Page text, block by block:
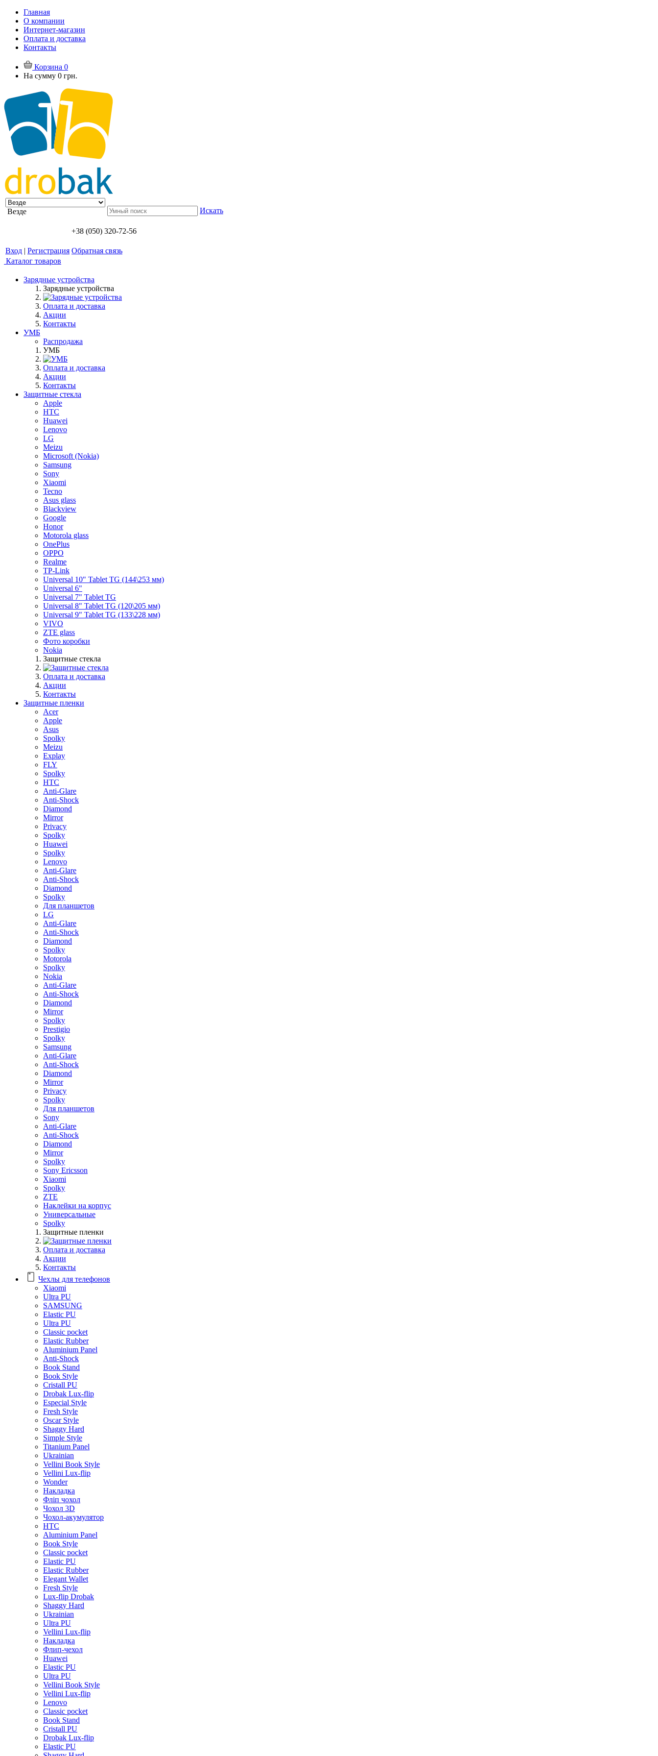
Главная
О компании
Интернет-магазин
Оплата и доставка
Контакты
Корзина 0
На сумму 0 грн.
Везде Искать
+38 (050) 320-72-56
Вход | Регистрация Обратная связь
Каталог товаров
Зарядные устройства
Зарядные устройства
Оплата и доставка
Акции
Контакты
УМБ
Распродажа
УМБ
Оплата и доставка
Акции
Контакты
Защитные стекла
Apple
HTC
Huawei
Lenovo
LG
Meizu
Microsoft (Nokia)
Samsung
Sony
Xiaomi
Tecno
Asus glass
Blackview
Google
Honor
Motorola glass
OnePlus
OPPO
Realme
TP-Link
Universal 10" Tablet TG (144\253 мм)
Universal 6"
Universal 7" Tablet TG
Universal 8" Tablet TG (120\205 мм)
Universal 9" Tablet TG (133\228 мм)
VIVO
ZTE glass
Фото коробки
Nokia
Защитные стекла
Оплата и доставка
Акции
Контакты
Защитные пленки
Acer
Apple
Asus
Spolky
Meizu
Explay
FLY
Spolky
HTC
Anti-Glare
Anti-Shock
Diamond
Mirror
Privacy
Spolky
Huawei
Spolky
Lenovo
Anti-Glare
Anti-Shock
Diamond
Spolky
Для планшетов
LG
Anti-Glare
Anti-Shock
Diamond
Spolky
Motorola
Spolky
Nokia
Anti-Glare
Anti-Shock
Diamond
Mirror
Spolky
Prestigio
Spolky
Samsung
Anti-Glare
Anti-Shock
Diamond
Mirror
Privacy
Spolky
Для планшетов
Sony
Anti-Glare
Anti-Shock
Diamond
Mirror
Spolky
Sony Ericsson
Xiaomi
Spolky
ZTE
Наклейки на корпус
Универсальные
Spolky
Защитные пленки
Оплата и доставка
Акции
Контакты
Чехлы для телефонов
Xiaomi
Ultra PU
SAMSUNG
Elastic PU
Ultra PU
Classic pocket
Elastic Rubber
Aluminium Panel
Anti-Shock
Book Stand
Book Style
Cristall PU
Drobak Lux-flip
Especial Style
Fresh Style
Oscar Style
Shaggy Hard
Simple Style
Titanium Panel
Ukrainian
Vellini Book Style
Vellini Lux-flip
Wonder
Накладка
Фліп чохол
Чохол 3D
Чохол-акумулятор
HTC
Aluminium Panel
Book Style
Classic pocket
Elastic PU
Elastic Rubber
Elegant Wallet
Fresh Style
Lux-flip Drobak
Shaggy Hard
Ukrainian
Ultra PU
Vellini Lux-flip
Накладка
Флип-чехол
Huawei
Elastic PU
Ultra PU
Vellini Book Style
Vellini Lux-flip
Lenovo
Classic pocket
Book Stand
Cristall PU
Drobak Lux-flip
Elastic PU